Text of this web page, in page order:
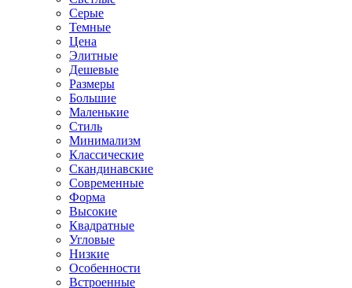
Серые
Темные
Цена
Элитные
Дешевые
Размеры
Большие
Маленькие
Стиль
Минимализм
Классические
Скандинавские
Современные
Форма
Высокие
Квадратные
Угловые
Низкие
Особенности
Встроенные